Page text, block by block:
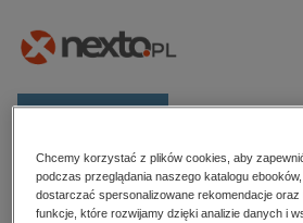
Kategorie
Zobacz wszystkie E-prasa
Strona główna Mick Herron
Chcemy korzystać z plików cookies, aby
podczas przeglądania naszego katalogu
dostarczać spersonalizowane rekomendacje
funkcje, które rozwijamy dzięki analizie danych i